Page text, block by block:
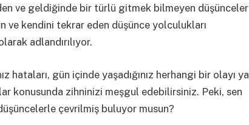
ve geldiğinde bir türlü gitmek bilmeyen düşünceler
ve kendini tekrar eden düşünce yolculukları
adlandırılıyor.
hataları, gün içinde yaşadığınız herhangi bir olayı ya
konusunda zihninizi meşgul edebilirsiniz. Peki, sen
çevrilmiş buluyor musun?